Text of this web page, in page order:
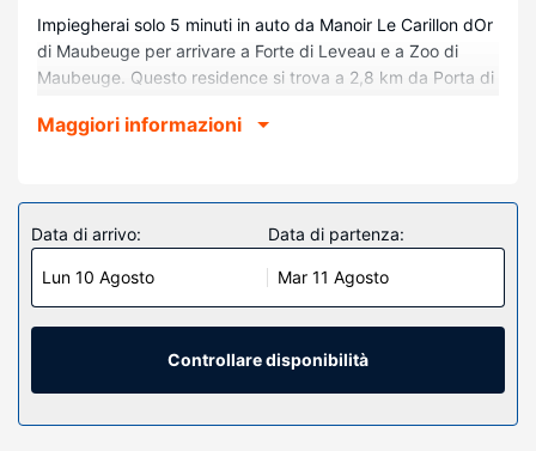
Impiegherai solo 5 minuti in auto da Manoir Le Carillon dOr
di Maubeuge per arrivare a Forte di Leveau e a Zoo di
Maubeuge. Questo residence si trova a 2,8 km da Porta di
Camere
sistemazione, completa di cucina con piano cottura e
microonde, ti sentirai come a casa. Il Wi-Fi gratuito ti
consente di restare in contatto con il mondo.
Attrattive della proprietà
Grazie ad un'ampia gamma di servizi ricreativi, che
includono una piscina coperta e una sauna, il divertimento
Maggiori informazioni
Data di arrivo:
Lun 10 Agosto
Data di partenza:
Mar 11 Agosto
Controllare disponibilità